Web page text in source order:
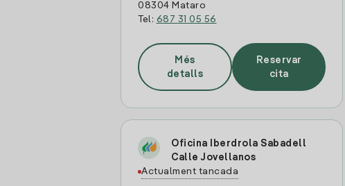
08304 Mataro
Tel: 687 31 05 56
Més
detalls
Reservar
cita
Oficina Iberdrola Sabadell
Calle Jovellanos
Actualment tancada